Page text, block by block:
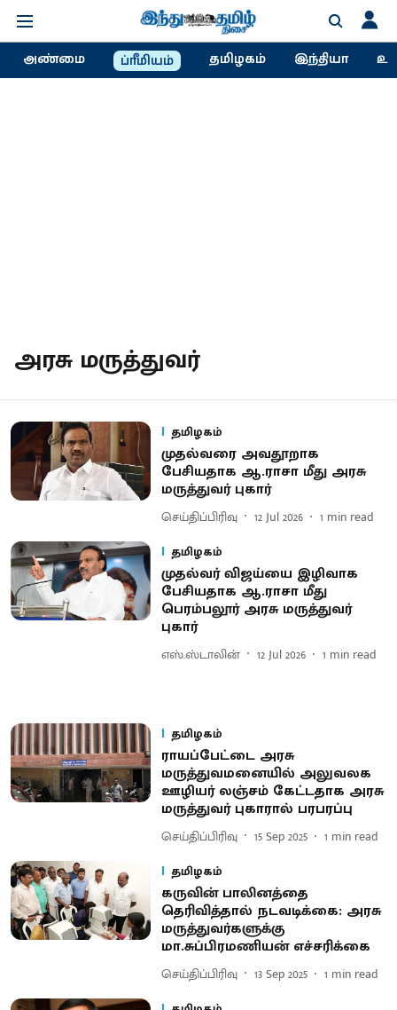
அண்மை ப்ரீமியம் தமிழகம் இந்தியா
அரசு மருத்துவர்
தமிழகம்
முதல்வரை அவதூறாக
பேசியதாக ஆ.ராசா மீது அரசு
மருத்துவர் புகார்
செய்திப்பிரிவு 12 Jul 2026 1 min read
தமிழகம்
முதல்வர் விஜய்யை இழிவாக
பேசியதாக ஆ.ராசா மீது
பெரம்பலூர் அரசு மருத்துவர்
புகார்
எஸ்.ஸ்டாலின் 12 Jul 2026 1 min read
தமிழகம்
ராயப்பேட்டை அரசு
மருத்துவமனையில் அலுவலக
ஊழியர் லஞ்சம் கேட்டதாக அரசு
மருத்துவர் புகாரால் பரபரப்பு
செய்திப்பிரிவு 15 Sep 2025 1 min read
தமிழகம்
கருவின் பாலினத்தை
தெரிவித்தால் நடவடிக்கை: அரசு
மருத்துவர்களுக்கு
மா.சுப்பிரமணியன் எச்சரிக்கை
செய்திப்பிரிவு 13 Sep 2025 1 min read